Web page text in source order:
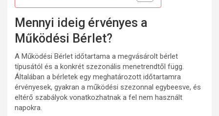
Mennyi ideig érvényes a
Működési Bérlet?
A Működési Bérlet időtartama a megvásárolt bérlet
típusától és a konkrét szezonális menetrendtől függ.
Általában a bérletek egy meghatározott időtartamra
érvényesek, gyakran a működési szezonnal egybeesve, és
eltérő szabályok vonatkozhatnak a fel nem használt
napokra.